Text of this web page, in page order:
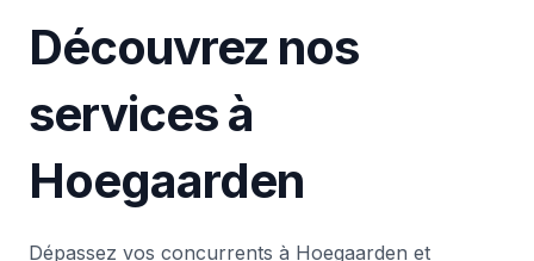
Découvrez nos
services à
Hoegaarden
Dépassez vos concurrents à Hoegaarden et